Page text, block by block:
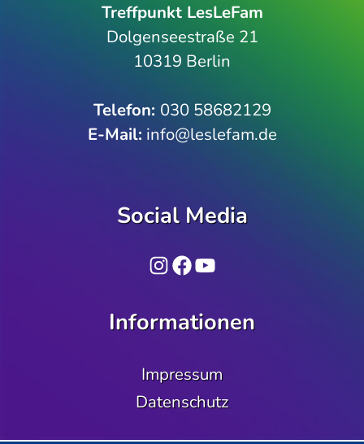
Treffpunkt LesLeFam
Dolgenseestraße 21
10319 Berlin
Telefon­: 030 58682129
E-Mail: info@leslefam.de
Social Media
Instagram
Facebook
YouTube
Informationen
Impressum
Datenschutz